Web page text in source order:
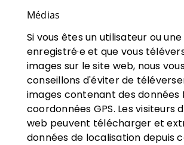
Médias
Si vous êtes un utilisateur ou
enregistré·e et que vous
images sur le site web, nous
conseillons d'éviter de
images contenant des données
coordonnées GPS. Les visiteurs
web peuvent télécharger et
données de localisation depuis